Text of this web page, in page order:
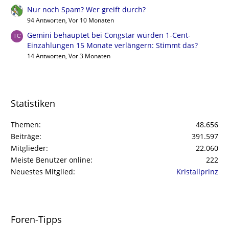
Nur noch Spam? Wer greift durch?
94 Antworten, Vor 10 Monaten
Gemini behauptet bei Congstar würden 1-Cent-
Einzahlungen 15 Monate verlängern: Stimmt das?
14 Antworten, Vor 3 Monaten
Statistiken
Themen
48.656
Beiträge
391.597
Mitglieder
22.060
Meiste Benutzer online
222
Neuestes Mitglied
Kristallprinz
Foren-Tipps